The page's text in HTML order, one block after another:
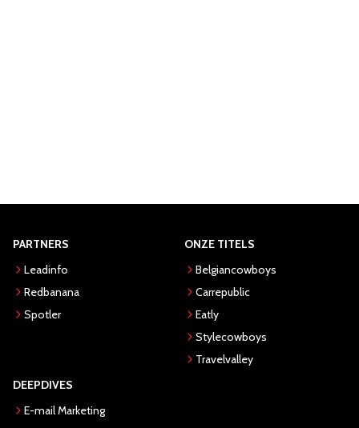
PARTNERS
Leadinfo
Redbanana
Spotler
ONZE TITELS
Belgiancowboys
Carrepublic
Eatly
Stylecowboys
Travelvalley
DEEPDIVES
E-mail Marketing